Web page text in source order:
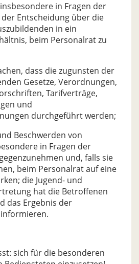
in Fragen der
Entscheidung über die
in ein
beim Personalrat zu
dass die zugunsten der
Gesetze, Verordnungen,
Tarifverträge,
und
durchgeführt werden;
Beschwerden von
in Fragen der
und, falls sie
beim Personalrat auf eine
die Jugend- und
hat die Betroffenen
das Ergebnis der
sich für die besonderen